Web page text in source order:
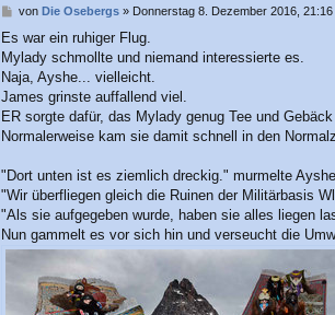
B
i
t
r
a
g
von Die Osebergs» Donnerstag 8. Dezember 2016, 21:16
Es war ein ruhiger Flug.
Mylady schmollte und niemand interessierte es.
Naja, Ayshe... vielleicht.
James grinste auffallend viel.
ER sorgte dafür, das Mylady genug Tee und
Normalerweise kam sie damit schnell in den
"Dort unten ist es ziemlich dreckig." murmelte
"Wir überfliegen gleich die Ruinen der Militärbasis
"Als sie aufgegeben wurde, haben sie alles liegen
Nun gammelt es vor sich hin und verseucht die